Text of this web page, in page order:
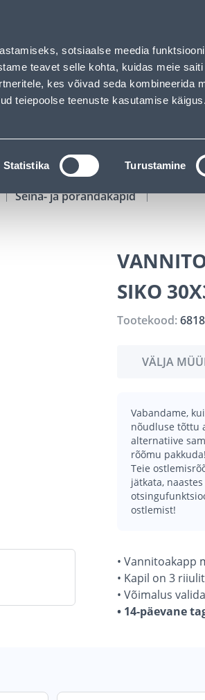
sotsiaalse meedia
teavet selle kohta, kuidas meie
kes võivad seda kombineerida
teiepoolse teenuste kasutamise käigus.
Statistika Turustamine
Karjäärileht
OTSI
TÖÖRIISTALAENUTUS
Seina- ja põrandakapid
SIKO
Tootekood:
VÄLJA
Vabandame,
nõudluse tõttu
alternatiive
rõõmu pakkuda!
Teie
jätkata, naastes
ostlemist!
• Vannitoakapp
• Kapil on 3
• Võimalus
• 14-päevane